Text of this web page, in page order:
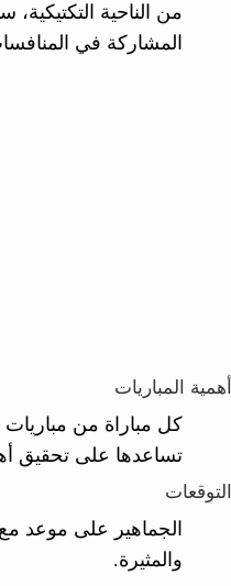
من الناحية
المشاركة في
أهمية المباريات
كل مباراة من مباريات
تساعدها على تحقيق
التوقعات
الجماهير على موعد
والمثيرة.